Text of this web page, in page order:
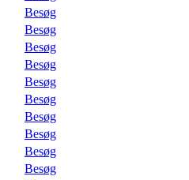
Besøg
Besøg
Besøg
Besøg
Besøg
Besøg
Besøg
Besøg
Besøg
Besøg